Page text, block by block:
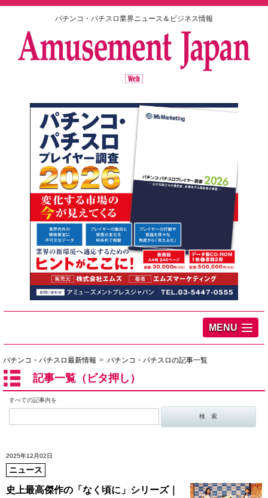
パチンコ・パチスロ業界ニュース＆ビジネス情報
MENU
パチンコ・パチスロ最新情報 パチンコ・パチスロの記事一覧
記事一覧（ビタ押し）
すべての記事内を
2025年12月02日
ニュース
史上最高傑作の「なく頃に」シリーズ｜